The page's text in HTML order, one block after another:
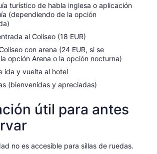
turístico de habla inglesa o aplicación
(dependiendo de la opción
al Coliseo (18 EUR)
con arena (24 EUR, si se
opción Arena o la opción nocturna)
ida y vuelta al hotel
(bienvenidas y apreciadas)
útil para antes
no es accesible para sillas de ruedas.